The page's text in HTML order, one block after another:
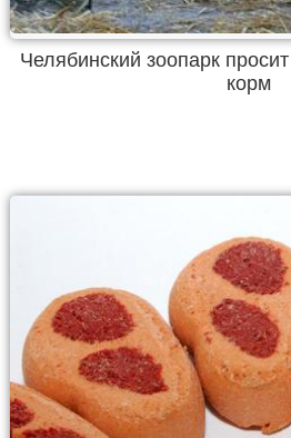
Челябинский зоопарк
корм